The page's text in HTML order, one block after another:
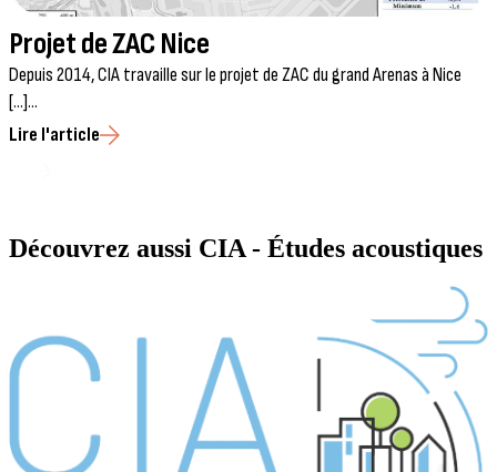
Projet de ZAC Nice
Depuis 2014, CIA travaille sur le projet de ZAC du grand Arenas à Nice
[...]...
Lire l'article
Découvrez aussi CIA - Études acoustiques